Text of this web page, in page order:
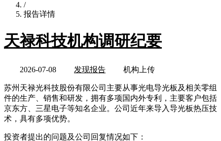
/
报告详情
天禄科技机构调研纪要
2026-07-08 发现报告 机构上传
苏州天禄光科技股份有限公司主要从事光电导光板及相关零组
件的生产、销售和研发，拥有多项国内外专利，主要客户包括
京东方、三星电子等知名企业。公司近年来导入导光板热压技
术，具有多项优势。
投资者提出的问题及公司回复情况如下：